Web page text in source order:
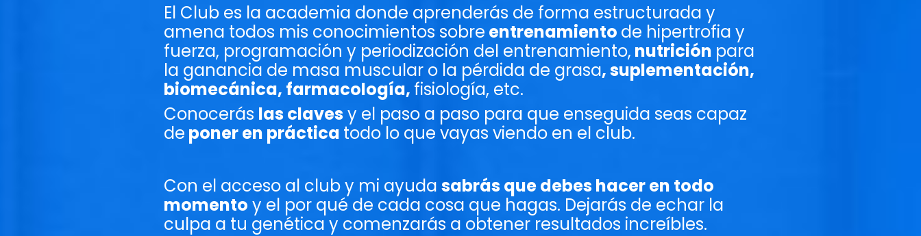
El Club es la academia donde aprenderás de forma estructurada y
amena todos mis conocimientos sobre entrenamiento de hipertrofia y
fuerza, programación y periodización del entrenamiento, nutrición para
la ganancia de masa muscular o la pérdida de grasa, suplementación,
biomecánica, farmacología, fisiología, etc.
Conocerás las clavesy el paso a paso para que enseguida seas capaz
de poner en práctica todo lo que vayas viendo en el club.
Con el acceso al club y mi ayuda sabrás que debes hacer en todo
momento y el por qué de cada cosa que hagas. Dejarás de echar la
culpa a tu genética y comenzarás a obtener resultados increíbles.